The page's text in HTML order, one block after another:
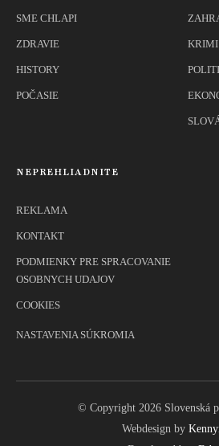
SME CHLAPI
ZDRAVIE
HISTORY
POČASIE
KRIMI
NEPREHLIADNITE
REKLAMA
KONTAKT
PODMIENKY PRE SPRACOVANIE
OSOBNYCH UDAJOV
COOKIES
NASTAVENIA SÚKROMIA
© Copyright 2026 Slovenská
Webdesign by